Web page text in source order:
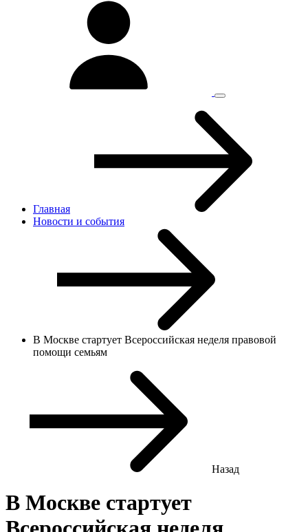
Главная
Новости и cобытия
В Москве стартует Всероссийская неделя правовой
помощи семьям
Назад
В Москве стартует